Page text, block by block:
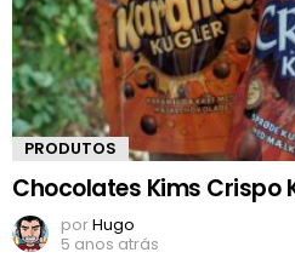
PRODUTOS
Chocolates Kims Crispo
porHugo
5 anos atrás